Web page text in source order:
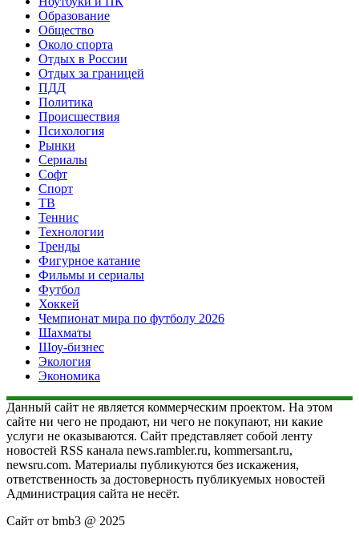
Образование
Общество
Около спорта
Отдых в России
Отдых за границей
ПДД
Политика
Происшествия
Психология
Рынки
Сериалы
Софт
Спорт
ТВ
Теннис
Технологии
Тренды
Фигурное катание
Фильмы и сериалы
Футбол
Хоккей
Чемпионат мира по футболу 2026
Шахматы
Шоу-бизнес
Экология
Экономика
Данный сайт не является коммерческим проектом. На этом
сайте ни чего не продают, ни чего не покупают, ни какие
услуги не оказываются. Сайт представляет собой ленту
новостей RSS канала news.rambler.ru, kommersant.ru,
newsru.com. Материалы публикуются без искажения,
ответственность за достоверность публикуемых новостей
Администрация сайта не несёт.
Сайт от bmb3 @ 2025